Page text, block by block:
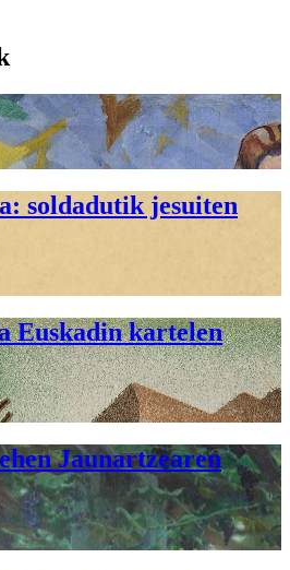
soldadutik jesuiten
Euskadin kartelen
Jaunartzearen